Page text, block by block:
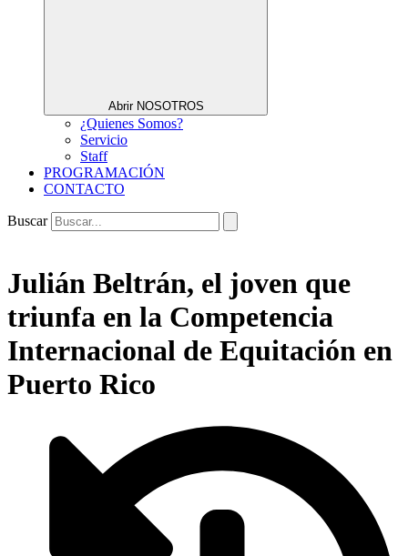
Abrir NOSOTROS
¿Quienes Somos?
Servicio
Staff
PROGRAMACIÓN
CONTACTO
Buscar
Julián Beltrán, el joven que
triunfa en la Competencia
Internacional de Equitación en
Puerto Rico